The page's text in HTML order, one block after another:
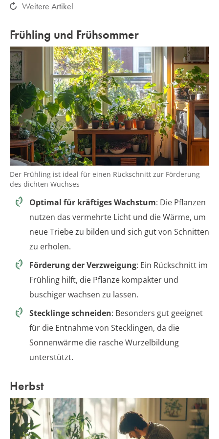
Weitere Artikel
Frühling und Frühsommer
Der Frühling ist ideal für einen Rückschnitt zur Förderung
des dichten Wuchses
Optimal für kräftiges Wachstum: Die Pflanzen
nutzen das vermehrte Licht und die Wärme, um
neue Triebe zu bilden und sich gut von Schnitten
zu erholen.
Förderung der Verzweigung: Ein Rückschnitt im
Frühling hilft, die Pflanze kompakter und
buschiger wachsen zu lassen.
Stecklinge schneiden: Besonders gut geeignet
für die Entnahme von Stecklingen, da die
Sonnenwärme die rasche Wurzelbildung
unterstützt.
Herbst